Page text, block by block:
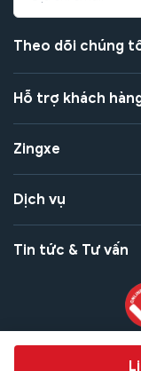
Theo dõi chúng
Hỗ trợ khách
Zingxe
Dịch vụ
Tin tức & Tư vấn